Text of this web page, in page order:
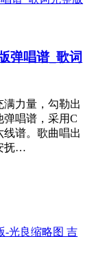
弹唱谱_歌词
力量，勾勒出
弹唱谱，采用C
谱。歌曲唱出
抚…
吉